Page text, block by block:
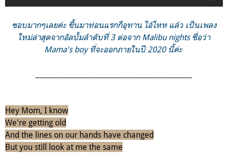
ชอบมากๆเลยค่ะ ขึ้นมาท่อนแรกก็อุทาน โอ้โหห แล้ว เป็นเพลง
ใหม่ล่าสุดจากอัลบั้มลำดับที่ 3 ต่อจาก Malibu nights ชื่อว่า
Mama's boy ที่จะออกภายในปี 2020 นี้ค่ะ
Hey Mom, I know
We're getting old
And the lines on our hands have changed
But you still look at me the same